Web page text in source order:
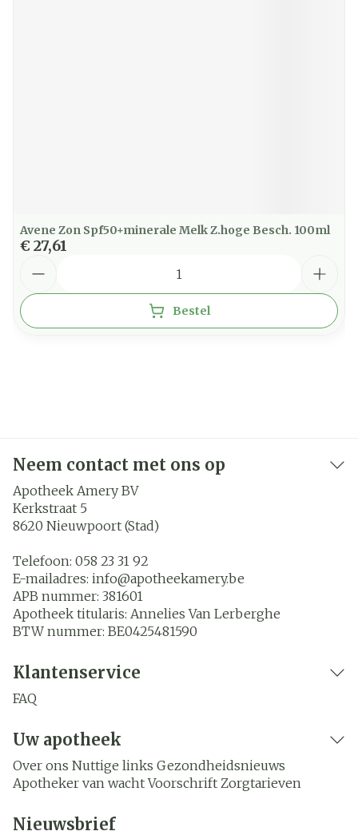
Avene Zon Spf50+minerale Melk Z.hoge Besch. 100ml
€ 27,61
Bestel
Neem contact met ons op
Apotheek Amery BV
Kerkstraat 5
8620 Nieuwpoort (Stad)
Telefoon: 058 23 31 92
E-mailadres: info@apotheekamery.be
APB nummer: 381601
Apotheek titularis: Annelies Van Lerberghe
BTW nummer: BE0425481590
Klantenservice
FAQ
Uw apotheek
Over ons Nuttige links Gezondheidsnieuws
Apotheker van wacht Voorschrift Zorgtarieven
Nieuwsbrief